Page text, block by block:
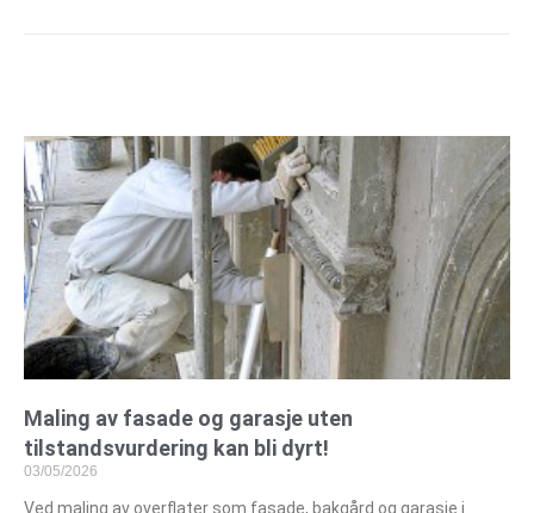
Maling av fasade og garasje uten
tilstandsvurdering kan bli dyrt!
03/05/2026
Ved maling av overflater som fasade, bakgård og garasje i